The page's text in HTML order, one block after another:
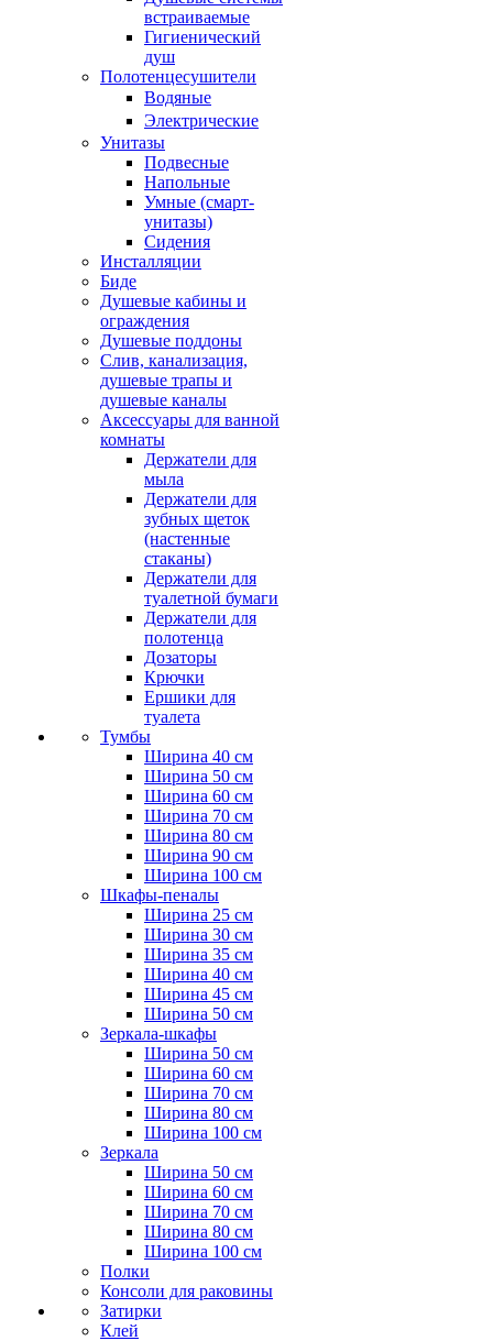
встраиваемые
Гигиенический
душ
Полотенцесушители
ㅤВодяные
ㅤЭлектрические
Унитазы
Подвесные
Напольные
Умные (смарт-
унитазы)
Сидения
Инсталляции
Биде
Душевые кабины и
ограждения
Душевые поддоны
Слив, канализация,
душевые трапы и
душевые каналы
Аксессуары для ванной
комнаты
Держатели для
мыла
Держатели для
зубных щеток
(настенные
стаканы)
Держатели для
туалетной бумаги
Держатели для
полотенца
Дозаторы
Крючки
Ершики для
туалета
Тумбы
Ширина 40 см
Ширина 50 см
Ширина 60 см
Ширина 70 см
Ширина 80 см
Ширина 90 см
Ширина 100 см
Шкафы-пеналы
Ширина 25 см
Ширина 30 см
Ширина 35 см
Ширина 40 см
Ширина 45 см
Ширина 50 см
Зеркала-шкафы
Ширина 50 см
Ширина 60 см
Ширина 70 см
Ширина 80 см
Ширина 100 см
Зеркала
Ширина 50 см
Ширина 60 см
Ширина 70 см
Ширина 80 см
Ширина 100 см
Полки
Консоли для раковины
Затирки
Клей